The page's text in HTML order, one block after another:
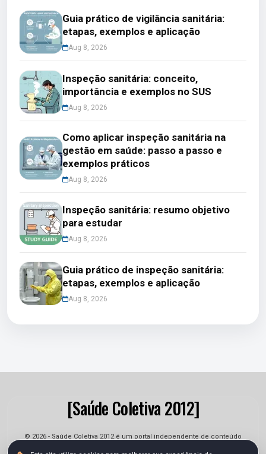
Guia prático de vigilância sanitária:
etapas, exemplos e aplicação
Aug 8, 2026
Inspeção sanitária: conceito,
importância e exemplos no SUS
Aug 8, 2026
Como aplicar inspeção sanitária na
gestão em saúde: passo a passo e
exemplos práticos
Aug 8, 2026
Inspeção sanitária: resumo objetivo
para estudar
Aug 8, 2026
Guia prático de inspeção sanitária:
etapas, exemplos e aplicação
Aug 8, 2026
[Saúde Coletiva 2012]
© 2026 - Saúde Coletiva 2012 é um portal independente de conteúdo
informativo e jornalístico. As informações podem sofrer alterações.